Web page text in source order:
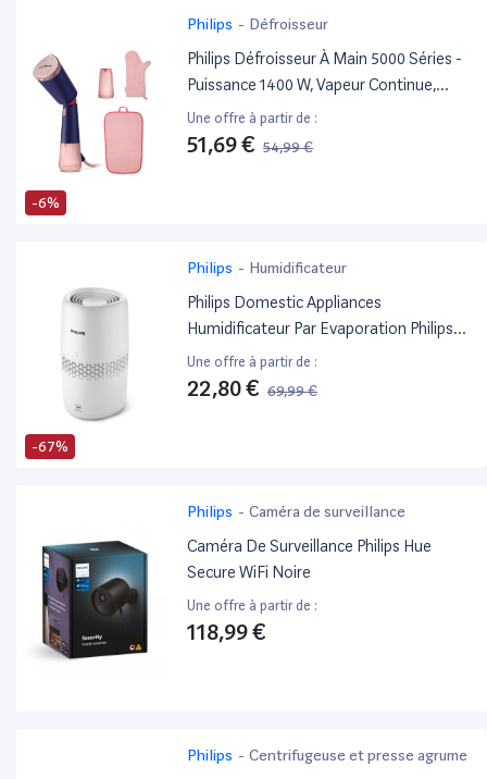
-6%
Philips - Défroisseur
Philips Défroisseur À Main 5000 Séries -
Puissance 1400 W, Vapeur Continue,
Deux Réservoirs D'Eau, Réglages Eco Et
Max, Tête Réglable, Semelle En Métal,
Une offre à partir de :
51,69 € 54,99 €
-67%
Philips - Humidificateur
Philips Domestic Appliances
Humidificateur Par Evaporation Philips
Série 2000, Humidification, 99,97%
Moins De Bactéries, Réservoir D'Eau De
Une offre à partir de :
22,80 € 69,99 €
Philips - Caméra de surveillance
Caméra De Surveillance Philips Hue
Secure WiFi Noire
Une offre à partir de :
118,99 €
Philips - Centrifugeuse et presse agrume